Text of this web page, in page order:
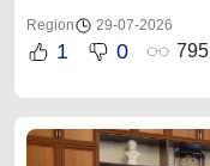
Region 29-07-2026
1 0 795